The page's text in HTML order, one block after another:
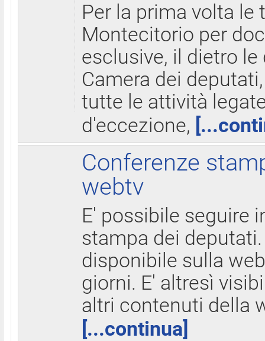
Per la prima volta le
Montecitorio per
esclusive, il dietro
Camera dei
tutte le attività
d'eccezione,
Conferenze
webtv
E' possibile seguire
stampa dei
disponibile sulla
giorni. E' altresì
altri contenuti della
[...continua]